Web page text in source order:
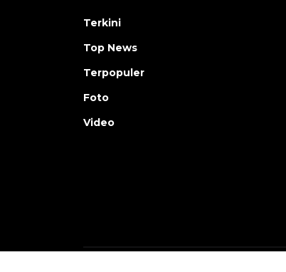
Terkini
Top News
Terpopuler
Foto
Video